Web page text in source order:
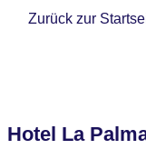
Zurück zur
Hotel La